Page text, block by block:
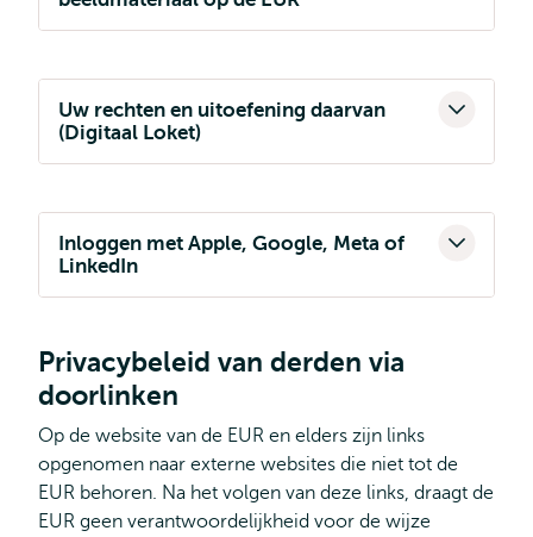
Uw rechten en uitoefening daarvan
(Digitaal Loket)
Inloggen met Apple, Google, Meta of
LinkedIn
Privacybeleid van derden via
doorlinken
Op de website van de EUR en elders zijn links
opgenomen naar externe websites die niet tot de
EUR behoren. Na het volgen van deze links, draagt de
EUR geen verantwoordelijkheid voor de wijze